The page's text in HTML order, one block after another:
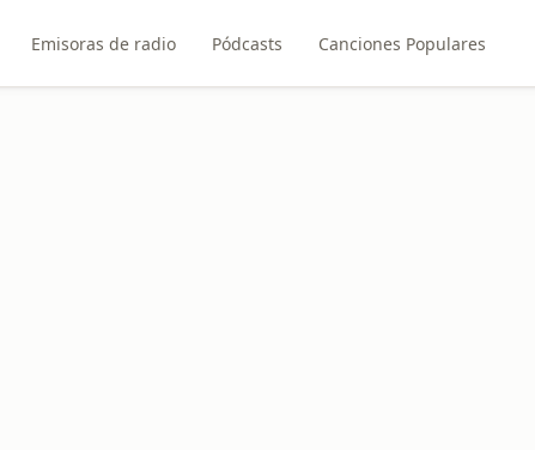
Emisoras de radio Pódcasts Canciones Populares